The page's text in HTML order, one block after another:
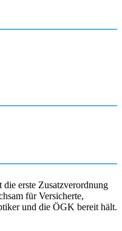
erste Zusatzverordnung
für Versicherte,
und die ÖGK bereit hält.